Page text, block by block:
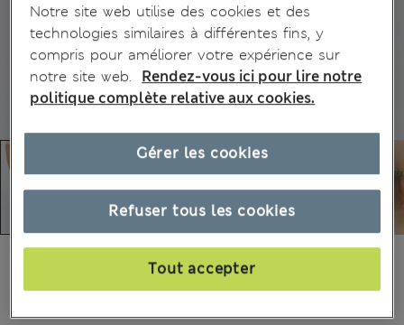
2 les commentaires reçus
Tous les prix incluent les taxes et les frais de douanes
Notre site web utilise des cookies et des
technologies similaires à différentes fins, y
compris pour améliorer votre expérience sur
notre site web.
Rendez-vous ici pour lire notre
politique complète relative aux cookies.
Refuser tous les cookies
Tout accepter
Gérer les cookies